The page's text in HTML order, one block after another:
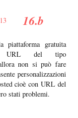
gratuita
URL del tipo
non si può fare
personalizzazioni
cioè con URL del
stati problemi.